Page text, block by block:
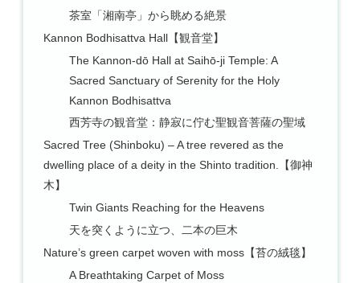
茶室「湘南亭」から眺める絶景
Kannon Bodhisattva Hall【観音堂】
The Kannon-dō Hall at Saihō-ji Temple: A
Sacred Sanctuary of Serenity for the Holy
Kannon Bodhisattva
西芳寺の観音堂：静寂に佇む聖観音菩薩の聖域
Sacred Tree (Shinboku) – A tree revered as the
dwelling place of a deity in the Shinto tradition.【御神
木】
Twin Giants Reaching for the Heavens
天を突くように立つ、二本の巨木
Nature’s green carpet woven with moss【苔の絨毯】
A Breathtaking Carpet of Moss